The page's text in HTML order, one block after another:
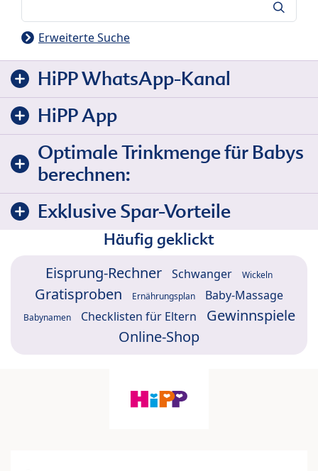
Erweiterte Suche
HiPP WhatsApp-Kanal
HiPP App
Optimale Trinkmenge für Babys
berechnen:
Exklusive Spar-Vorteile
Häufig geklickt
Eisprung-Rechner Schwanger Wickeln
Gratisproben Ernährungsplan Baby-Massage
Babynamen Checklisten für Eltern
Gewinnspiele
Online-Shop